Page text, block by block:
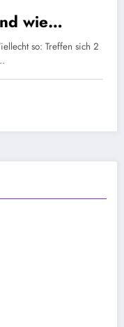
wie
so: Treffen sich 2